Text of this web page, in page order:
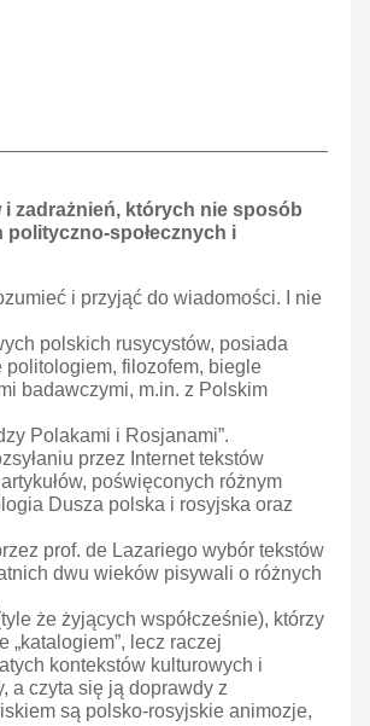
i zadrażnień, których nie sposób
polityczno-społecznych i
i przyjąć do wiadomości. I nie
polskich rusycystów, posiada
politologiem, filozofem, biegle
badawczymi, m.in. z Polskim
Polakami i Rosjanami”.
przez Internet tekstów
poświęconych różnym
Dusza polska i rosyjska oraz
prof. de Lazariego wybór tekstów
dwu wieków pisywali o różnych
że żyjących współcześnie), którzy
lecz raczej
kontekstów kulturowych i
a czyta się ją doprawdy z
są polsko-rosyjskie animozje,